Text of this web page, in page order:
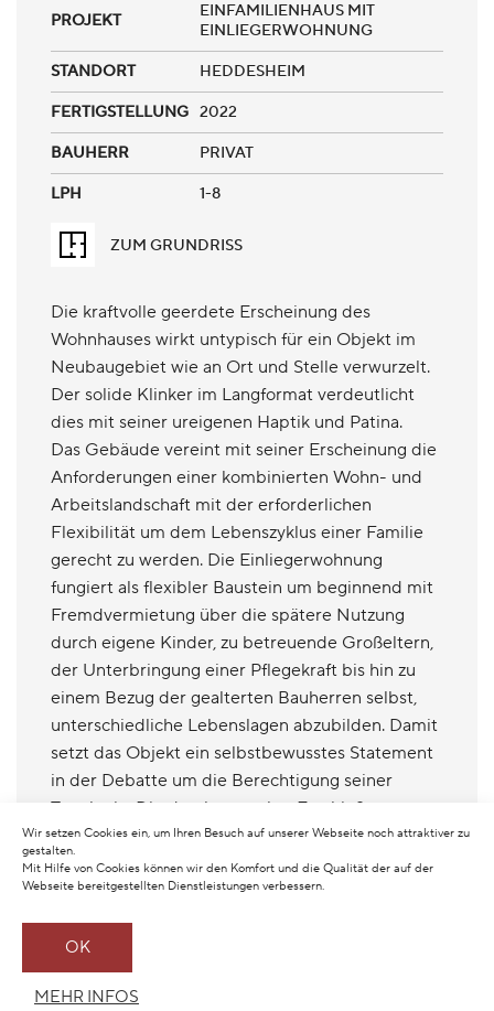
Wir setzen Cookies ein, um Ihren Besuch auf unserer Webseite noch attraktiver zu
gestalten.
Mit Hilfe von Cookies können wir den Komfort und die Qualität der auf der
Webseite bereitgestellten Dienstleistungen verbessern.
OK
MEHR INFOS
PROJEKT
EINFAMILIENHAUS MIT
EINLIEGERWOHNUNG
STANDORT HEDDESHEIM
FERTIGSTELLUNG 2022
BAUHERR PRIVAT
LPH 1-8
ZUM GRUNDRISS
Die kraftvolle geerdete Erscheinung des
Wohnhauses wirkt untypisch für ein Objekt im
Neubaugebiet wie an Ort und Stelle verwurzelt.
Der solide Klinker im Langformat verdeutlicht
dies mit seiner ureigenen Haptik und Patina.
Das Gebäude vereint mit seiner Erscheinung die
Anforderungen einer kombinierten Wohn- und
Arbeitslandschaft mit der erforderlichen
Flexibilität um dem Lebenszyklus einer Familie
gerecht zu werden. Die Einliegerwohnung
fungiert als flexibler Baustein um beginnend mit
Fremdvermietung über die spätere Nutzung
durch eigene Kinder, zu betreuende Großeltern,
der Unterbringung einer Pflegekraft bis hin zu
einem Bezug der gealterten Bauherren selbst,
unterschiedliche Lebenslagen abzubilden. Damit
setzt das Objekt ein selbstbewusstes Statement
in der Debatte um die Berechtigung seiner
Typologie. Die durchgesteckte Erschießung
zoniert und verbindet alle Funktionen
gleichermaßen sinnfällig und gliedert mittels
verglaster Fassadeneinschnitte auch die äußere
Gestalt des Baukörpers.